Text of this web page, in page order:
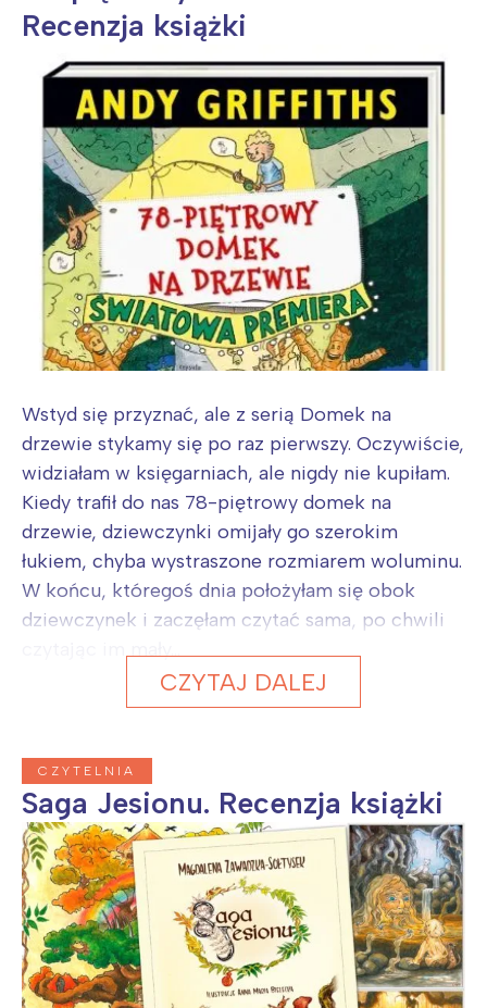
Recenzja książki
Wstyd się przyznać, ale z serią Domek na
drzewie stykamy się po raz pierwszy. Oczywiście,
widziałam w księgarniach, ale nigdy nie kupiłam.
Kiedy trafił do nas 78-piętrowy domek na
drzewie, dziewczynki omijały go szerokim
łukiem, chyba wystraszone rozmiarem woluminu.
W końcu, któregoś dnia położyłam się obok
dziewczynek i zaczęłam czytać sama, po chwili
CZYTAJ DALEJ
CZYTELNIA
Saga Jesionu. Recenzja książki